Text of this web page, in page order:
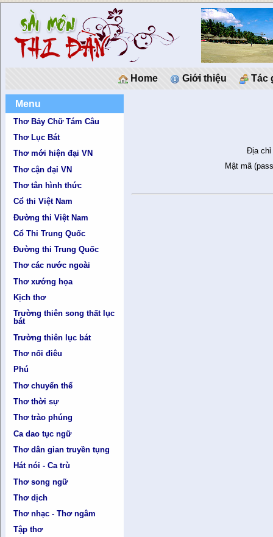
Home Giới thiệu Tác
Menu
Thơ Bảy Chữ Tám Câu
Thơ Lục Bát
Thơ mới hiện đại VN
Thơ cận đại VN
Thơ tân hình thức
Cổ thi Việt Nam
Đường thi Việt Nam
Cổ Thi Trung Quốc
Đường thi Trung Quốc
Thơ các nước ngoài
Thơ xướng họa
Kịch thơ
Trường thiên song thất lục
bát
Trường thiên lục bát
Thơ nối điêu
Phú
Thơ chuyển thể
Thơ thời sự
Thơ trào phúng
Ca dao tục ngữ
Thơ dân gian truyền tụng
Hát nói - Ca trù
Thơ song ngữ
Thơ dịch
Thơ nhạc - Thơ ngâm
Tập thơ
Địa chỉ
Mật mã